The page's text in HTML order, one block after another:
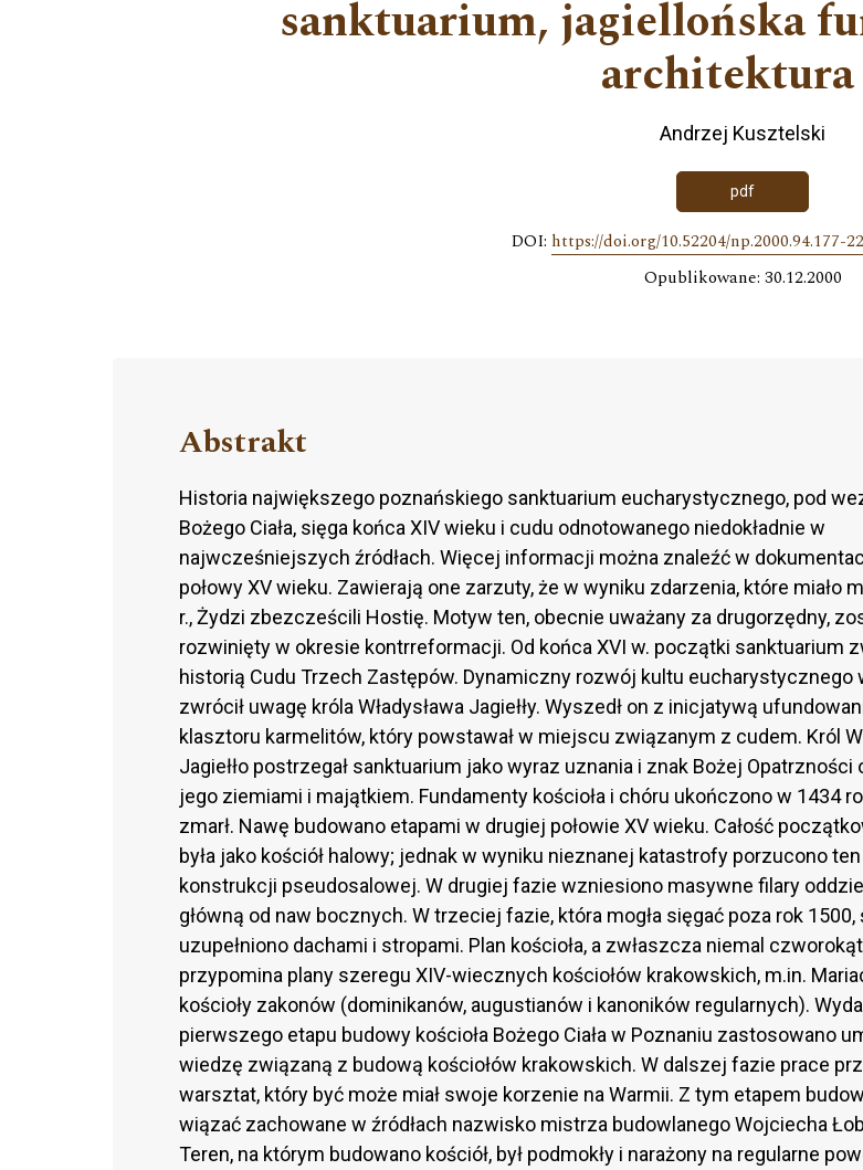
sanktuarium, jagiellońska
architektura
Andrzej Kusztelski
pdf
DOI: https://doi.org/10.52204/np.2000.94.177-
Opublikowane: 30.12.2000
Abstrakt
Historia największego poznańskiego sanktuarium eucharystycznego, pod
Bożego Ciała, sięga końca XIV wieku i cudu odnotowanego niedokładnie w
najwcześniejszych źródłach. Więcej informacji można znaleźć w
połowy XV wieku. Zawierają one zarzuty, że w wyniku zdarzenia, które miało
r., Żydzi zbezcześcili Hostię. Motyw ten, obecnie uważany za drugorzędny,
rozwinięty w okresie kontrreformacji. Od końca XVI w. początki sanktuarium
historią Cudu Trzech Zastępów. Dynamiczny rozwój kultu eucharystycznego
zwrócił uwagę króla Władysława Jagiełły. Wyszedł on z inicjatywą
klasztoru karmelitów, który powstawał w miejscu związanym z cudem. Król
Jagiełło postrzegał sanktuarium jako wyraz uznania i znak Bożej
jego ziemiami i majątkiem. Fundamenty kościoła i chóru ukończono w 1434
zmarł. Nawę budowano etapami w drugiej połowie XV wieku. Całość
była jako kościół halowy; jednak w wyniku nieznanej katastrofy porzucono
konstrukcji pseudosalowej. W drugiej fazie wzniesiono masywne filary
główną od naw bocznych. W trzeciej fazie, która mogła sięgać poza rok 1500,
uzupełniono dachami i stropami. Plan kościoła, a zwłaszcza niemal
przypomina plany szeregu XIV-wiecznych kościołów krakowskich, m.in.
kościoły zakonów (dominikanów, augustianów i kanoników regularnych).
pierwszego etapu budowy kościoła Bożego Ciała w Poznaniu zastosowano
wiedzę związaną z budową kościołów krakowskich. W dalszej fazie prace
warsztat, który być może miał swoje korzenie na Warmii. Z tym etapem
wiązać zachowane w źródłach nazwisko mistrza budowlanego Wojciecha
Teren, na którym budowano kościół, był podmokły i narażony na regularne